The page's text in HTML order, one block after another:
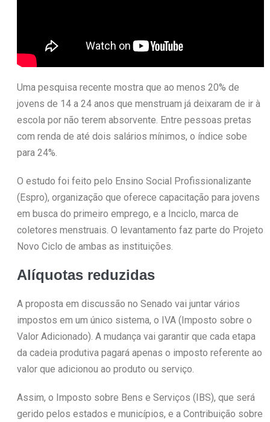
Uma pesquisa recente mostra que ao menos 20% de
jovens de 14 a 24 anos que menstruam já deixaram de ir à
escola por não terem absorvente. Entre pessoas pretas
com renda de até dois salários mínimos, o índice sobe
para 24%.
O estudo foi feito pelo Ensino Social Profissionalizante
(Espro), organização que oferece capacitação para jovens
em busca do primeiro emprego, e a Inciclo, marca de
coletores menstruais. O levantamento faz parte do Projeto
Novo Ciclo de ambas as instituições.
Alíquotas reduzidas
A proposta em discussão no Senado vai juntar vários
impostos em um único sistema, o IVA (Imposto sobre o
Valor Adicionado). A mudança vai garantir que cada etapa
da cadeia produtiva pagará apenas o imposto referente ao
valor que adicionou ao produto ou serviço.
Assim, o Imposto sobre Bens e Serviços (IBS), que será
gerido pelos estados e municípios, e a Contribuição sobre